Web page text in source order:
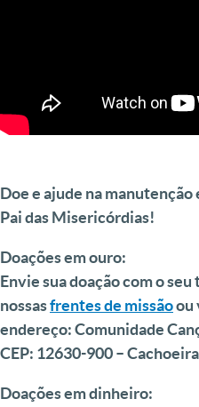
Doe e ajude na
Pai das Misericórdias!
Doações em ouro:
Envie sua doação com o
nossasfrentes de missãoou
endereço: Comunidade
CEP: 12630-900 –
Doações em dinheiro: